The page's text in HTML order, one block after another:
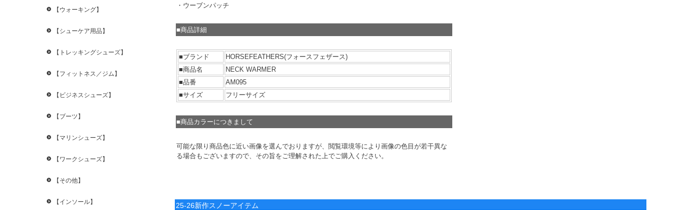
【ウォーキング】
【シューケア用品】
【トレッキングシューズ】
【フィットネス／ジム】
【ビジネスシューズ】
【ブーツ】
【マリンシューズ】
【ワークシューズ】
【その他】
【インソール】
・ウーブンパッチ
■商品詳細
■ブランド
HORSEFEATHERS(フォースフェザース)
■商品名
NECK WARMER
■品番
AM095
■サイズ
フリーサイズ
■商品カラーにつきまして
可能な限り商品色に近い画像を選んでおりますが、閲覧環境等により画像の色目が若干異な
る場合もございますので、その旨をご理解された上でご購入ください。
25-26新作スノーアイテム